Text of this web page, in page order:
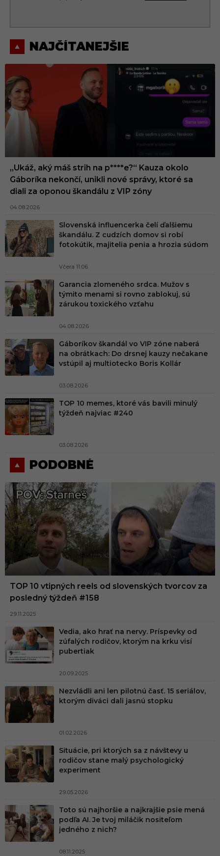
NAJČÍTANEJŠIE
„Ukáž, aký máš strih na p****e?“ Kauza okolo
Gáboríka nekončí, unikli nové správy, ktoré sa
diali za oponou škandálu z VIP zóny
04.08.2026
Slovenská influencerka čelí ďalšiemu
škandálu. Z cudzích domov si robí
fotokútik, majitelia penia a hrozia súdom
Včera 11:06
Garancia zlomeného srdca. Mužov s
týmito menami si rovno zablokuj, sú
zárukou toxického vzťahu
04.08.2026
Gáboríkov škandál vo VIP zóne naberá
na obrátkach: Do drsnej kauzy nečakane
vstúpil aj multiotecko Boris Kollár
03.08.2026
TOP 10 memes, ktoré vás bavili minulý
týždeň najviac #240
03.08.2026
PODOBNÉ
TOP 10 vtipných reels od slovenských tvorcov za
posledný týždeň #158
29.11.2025
Vedia, ako hrať na nervy. Príspevky od
zúfalých rodičov, ktorým na krku visí
pubertiak
20.09.2025
Nezvládli ani len pilotnú časť. 15 seriálov,
ktorým diváci dali jasnú stopku
01.02.2026
Situácie, pri ktorých sa z návštevy u
rodičov stane malý psychologický
experiment
29.05.2026
Toto sú najhoršie a najkrajšie psie mená
podľa AI. Je tvoj miláčik nositeľom
jedného z nich?
08.11.2025